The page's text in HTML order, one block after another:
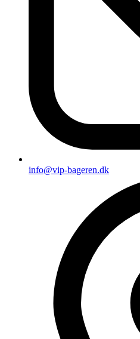
info@vip-bageren.dk